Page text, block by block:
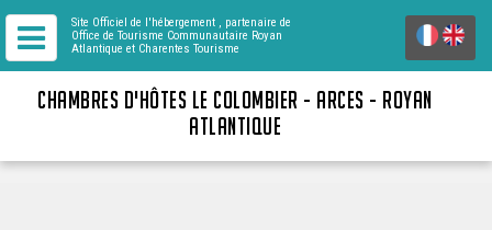
Site Officiel de l'hébergement , partenaire de
Office de Tourisme Communautaire Royan
Atlantique et Charentes Tourisme
CHAMBRES D'HÔTES LE COLOMBIER - ARCES - ROYAN
ATLANTIQUE